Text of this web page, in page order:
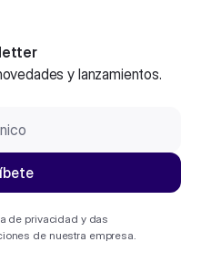
y lanzamientos.
de privacidad y das
de nuestra empresa.